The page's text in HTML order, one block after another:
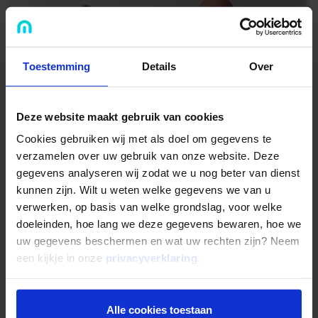
Toestemming Details Over
Deze website maakt gebruik van cookies
Cookies gebruiken wij met als doel om gegevens te
verzamelen over uw gebruik van onze website. Deze
gegevens analyseren wij zodat we u nog beter van dienst
kunnen zijn. Wilt u weten welke gegevens we van u
verwerken, op basis van welke grondslag, voor welke
doeleinden, hoe lang we deze gegevens bewaren, hoe we
uw gegevens beschermen en wat uw rechten zijn? Neem
een kijkje in onze privacyverklaring.
Alle cookies toestaan
Lees verder
Behouden visie op vastgoed financieren
Nu steeds meer aanbieders de markt van MKB &
vastgoedfinanciering betreden, zien wij soms
verrassende dingen gebeuren. Zo kennen we partijen die